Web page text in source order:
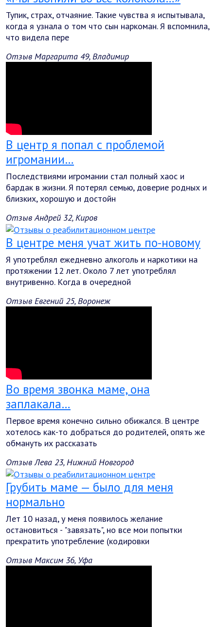
Тупик, страх, отчаяние. Такие чувства я испытывала,
когда я узнала о том что сын наркоман. Я вспомнила,
что видела пере
Отзыв Маргарита 49, Владимир
В центр я попал с проблемой
игромании…
Последствиями игромании стал полный хаос и
бардак в жизни. Я потерял семью, доверие родных и
близких, хорошую и достойн
Отзыв Андрей 32, Киров
В центре меня учат жить по-новому
Я употреблял ежедневно алкоголь и наркотики на
протяжении 12 лет. Около 7 лет употреблял
внутривенно. Когда в очередной
Отзыв Евгений 25, Воронеж
Во время звонка маме, она
заплакала…
Первое время конечно сильно обижался. В центре
хотелось как-то добраться до родителей, опять же
обмануть их рассказать
Отзыв Лева 23, Нижний Новгород
Грубить маме — было для меня
нормально
Лет 10 назад, у меня появилось желание
остановиться - "завязать", но все мои попытки
прекратить употребление (кодировки
Отзыв Максим 36, Уфа